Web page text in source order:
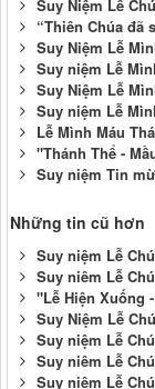
Suy Niệm Lễ
“Thiên Chúa đã
Suy Niệm Lễ
Suy niệm Lễ
Suy Niệm Lễ
Suy niệm Lễ
Lễ Mình Máu
"Thánh Thể -
Suy niệm Tin
Những tin cũ hơn
Suy niệm Lễ
Suy niêm Lễ
"Lễ Hiện Xuống
Suy Niệm Lễ
Suy niệm Lễ
Suy niêm Lễ
Suy niêm Lễ